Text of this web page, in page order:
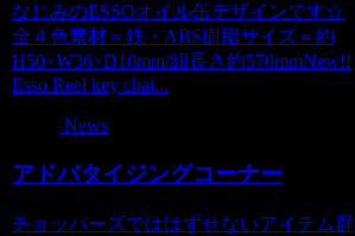
なじみのESSOオイル缶デザインです☆
全４色素材＝鉄・ABS樹脂サイズ＝約
H50×W36×D10mm/紐長さ約570mmNew!!
Esso Reel key chai...
News
アドバタイジングコーナー
チョッパーズでははずせないアイテム群